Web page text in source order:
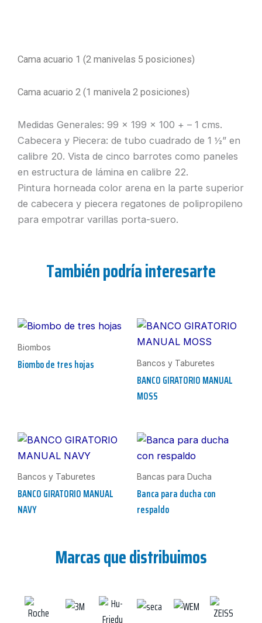
Cama acuario 1 (2 manivelas 5 posiciones)
Cama acuario 2 (1 manivela 2 posiciones)
Medidas Generales: 99 x 199 x 100 + – 1 cms.
Cabecera y Piecera: de tubo cuadrado de 1 ½” en
calibre 20. Vista de cinco barrotes como paneles
en estructura de lámina en calibre 22.
Pintura horneada color arena en la parte superior
de cabecera y piecera regatones de polipropileno
para empotrar varillas porta-suero.
También podría interesarte
Biombos
Biombo de tres hojas Bancos y Taburetes
BANCO GIRATORIO MANUAL
MOSS
Bancos y Taburetes
BANCO GIRATORIO MANUAL
NAVY
Bancas para Ducha
Banca para ducha con
respaldo
Marcas que distribuimos